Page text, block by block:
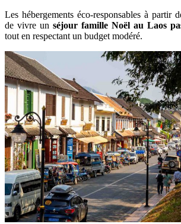
Les hébergements éco-responsables à partir
de vivre un séjour famille Noël au Laos
tout en respectant un budget modéré.